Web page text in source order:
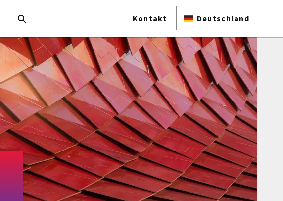
Kontakt Deutschland